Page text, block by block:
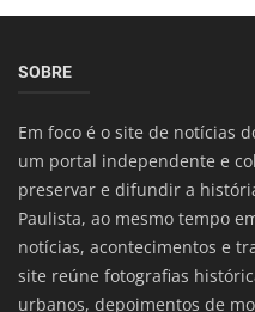
SOBRE
Em foco é o site de notícias
um portal independente e
preservar e difundir a
Paulista, ao mesmo tempo
notícias, acontecimentos e
site reúne fotografias
urbanos, depoimentos de